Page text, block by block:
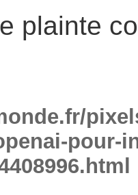
plainte
pour-